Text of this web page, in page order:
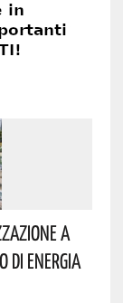
A
Di Energia